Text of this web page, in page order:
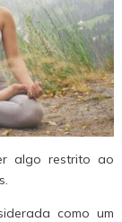
algo restrito ao
como um